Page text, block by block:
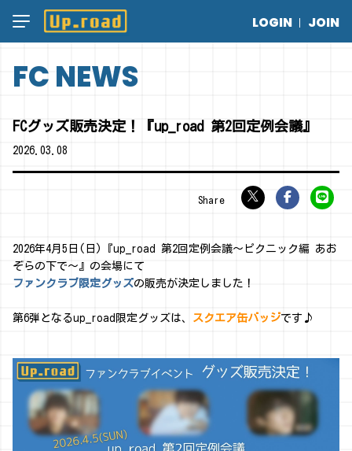
LOGIN JOIN
FC NEWS
FCグッズ販売決定！『up_road 第2回定例会議』
2026. 03.08
2026年4月5日(日)『up_road 第2回定例会議～ピクニック編 あお
ぞらの下で～』の会場にて
ファンクラブ限定グッズの販売が決定しました！
第6弾となるup_road限定グッズは、 スクエア缶バッジです♪